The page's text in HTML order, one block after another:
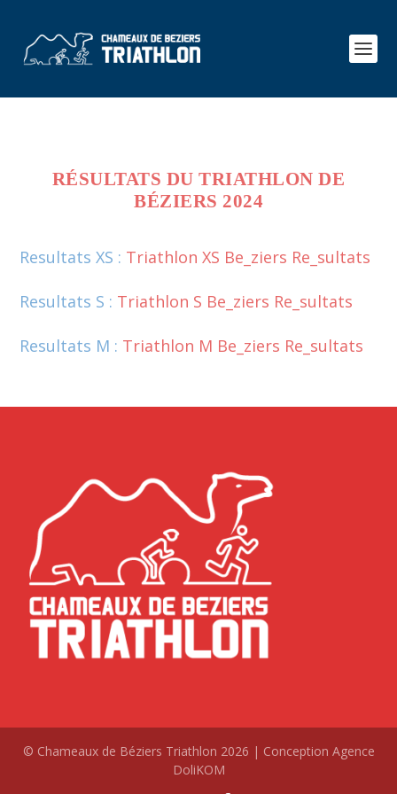
RÉSULTATS DU TRIATHLON DE
BÉZIERS 2024
Resultats XS : Triathlon XS Be_ziers Re_sultats
Resultats S : Triathlon S Be_ziers Re_sultats
Resultats M : Triathlon M Be_ziers Re_sultats
© Chameaux de Béziers Triathlon 2026 | Conception Agence
DoliKOM